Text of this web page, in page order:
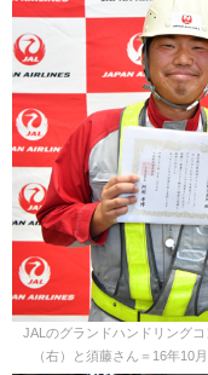
JALのグランドハンドリング
（右）と須藤さん＝16年10